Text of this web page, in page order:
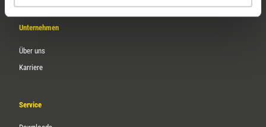
Unternehmen
Über uns
Karriere
Service